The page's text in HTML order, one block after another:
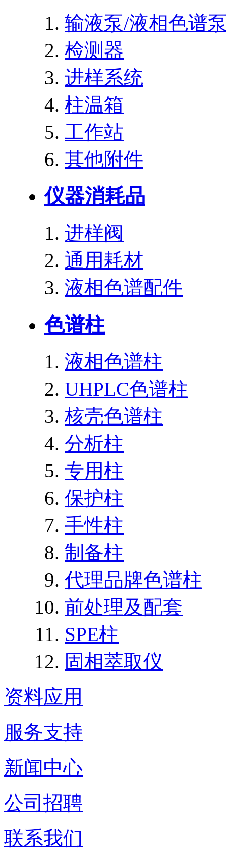
输液泵/液相色谱
检测器
进样系统
柱温箱
工作站
其他附件
仪器消耗品
进样阀
通用耗材
液相色谱配件
色谱柱
液相色谱柱
UHPLC色谱柱
核壳色谱柱
分析柱
专用柱
保护柱
手性柱
制备柱
代理品牌色谱柱
前处理及配套
SPE柱
固相萃取仪
资料应用
服务支持
新闻中心
公司招聘
联系我们